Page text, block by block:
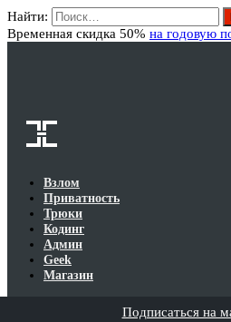
Найти:
Временная скидка 50% на годовую
Взлом
Приватность
Трюки
Кодинг
Админ
Geek
Магазин
Подписаться на